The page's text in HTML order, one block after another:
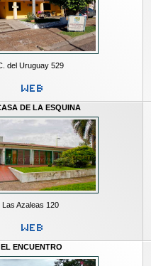
del Uruguay 529
DE LA ESQUINA
Las Azaleas 120
EL ENCUENTRO